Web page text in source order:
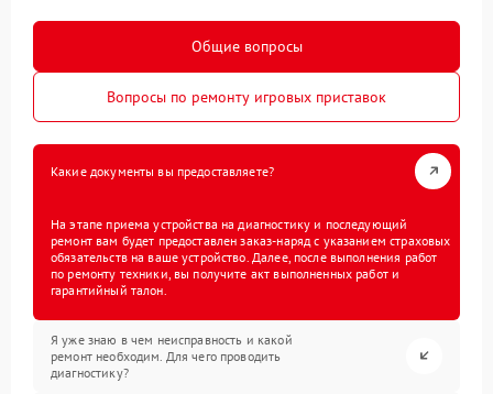
Общие вопросы
Вопросы по ремонту игровых приставок
Какие документы вы предоставляете?
На этапе приема устройства на диагностику и последующий
ремонт вам будет предоставлен заказ-наряд с указанием страховых
обязательств на ваше устройство. Далее, после выполнения работ
по ремонту техники, вы получите акт выполненных работ и
гарантийный талон.
Я уже знаю в чем неисправность и какой
ремонт необходим. Для чего проводить
диагностику?